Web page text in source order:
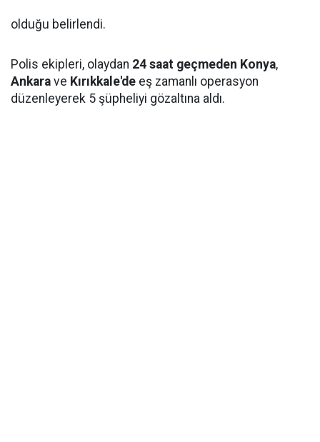
olduğu belirlendi.
Polis ekipleri, olaydan 24 saat geçmeden Konya,
Ankara ve Kırıkkale'de eş zamanlı operasyon
düzenleyerek 5 şüpheliyi gözaltına aldı.